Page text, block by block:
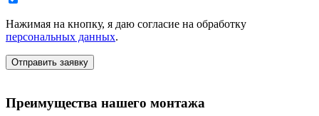
Нажимая на кнопку, я даю согласие на обработку
персональных данных.
Преимущества нашего монтажа